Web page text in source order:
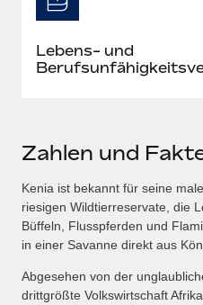
Lebens- und
Zahlen und
Kenia ist bekannt für seine
riesigen Wildtierreservate, die
Büffeln, Flusspferden und
in einer Savanne direkt aus
Abgesehen von der
drittgrößte Volkswirtschaft